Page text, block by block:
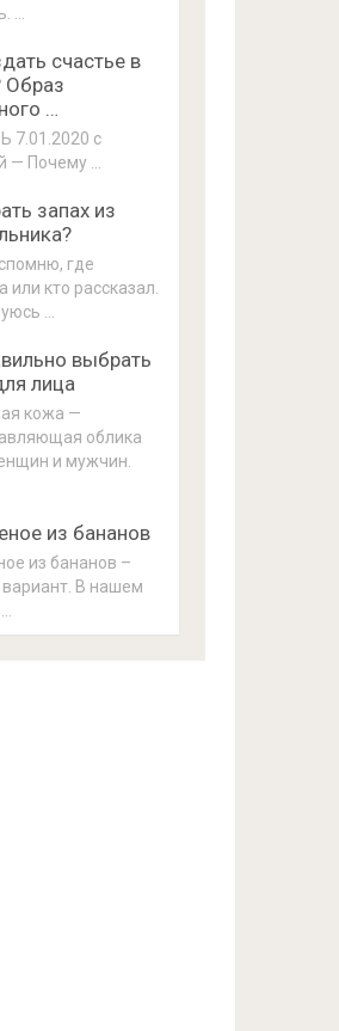
…
счастье в
Образ
…
с
— Почему …
запах из
где
или кто рассказал.
…
выбрать
лица
кожа —
облика
и мужчин.
из бананов
из бананов –
В нашем